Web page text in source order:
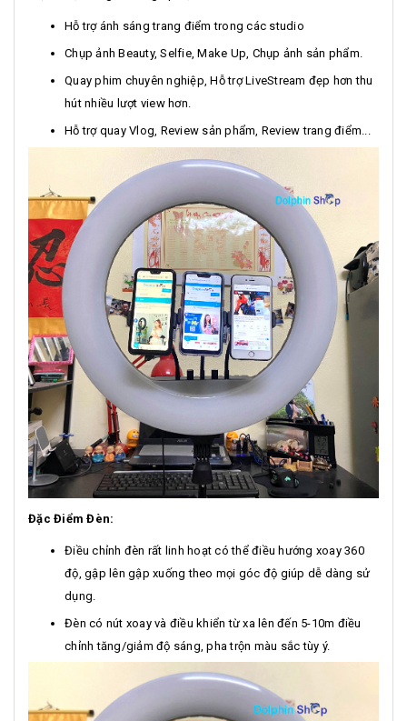
Hỗ trợ ánh sáng trang điểm trong các studio
Chụp ảnh Beauty, Selfie, Make Up, Chụp ảnh sản phẩm.
Quay phim chuyên nghiệp, Hỗ trợ LiveStream đẹp hơn thu
hút nhiều lượt view hơn.
Hỗ trợ quay Vlog, Review sản phẩm, Review trang điểm...
Đặc Điểm Đèn:
Điều chỉnh đèn rất linh hoạt có thể điều hướng xoay 360
độ, gập lên gập xuống theo mọi góc độ giúp dễ dàng sử
dụng.
Đèn có nút xoay và điều khiển từ xa lên đến 5-10m điều
chỉnh tăng/giảm độ sáng, pha trộn màu sắc tùy ý.